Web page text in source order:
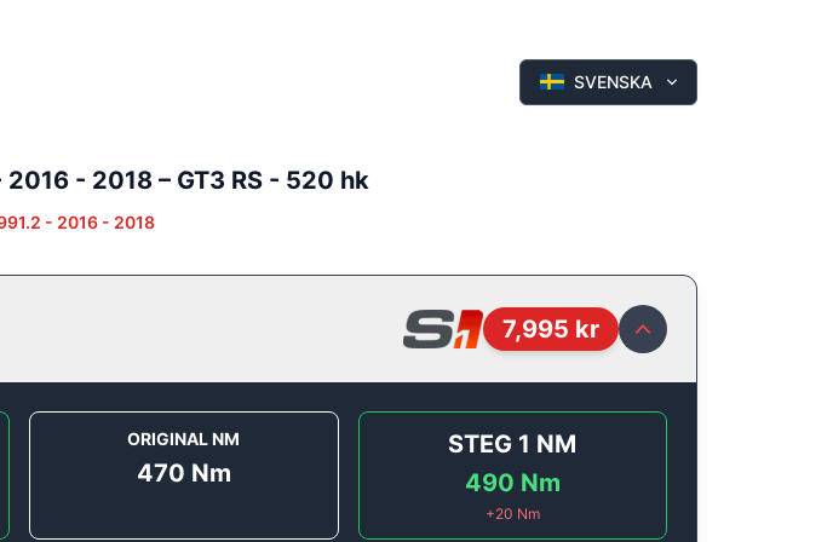
SVENSKA
2016 - 2018– GT3 RS - 520 hk
- 2016 - 2018
7,995 kr
ORIGINAL NM
470 Nm
STEG 1 NM
490 Nm
+20 Nm